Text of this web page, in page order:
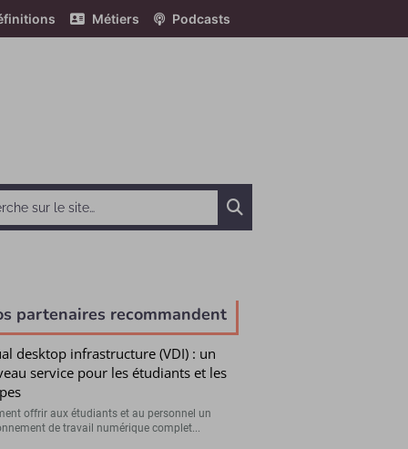
Métiers Podcasts
partenaires recommandent
desktop infrastructure (VDI) : un
service pour les étudiants et les
offrir aux étudiants et au personnel un
de travail numérique complet...